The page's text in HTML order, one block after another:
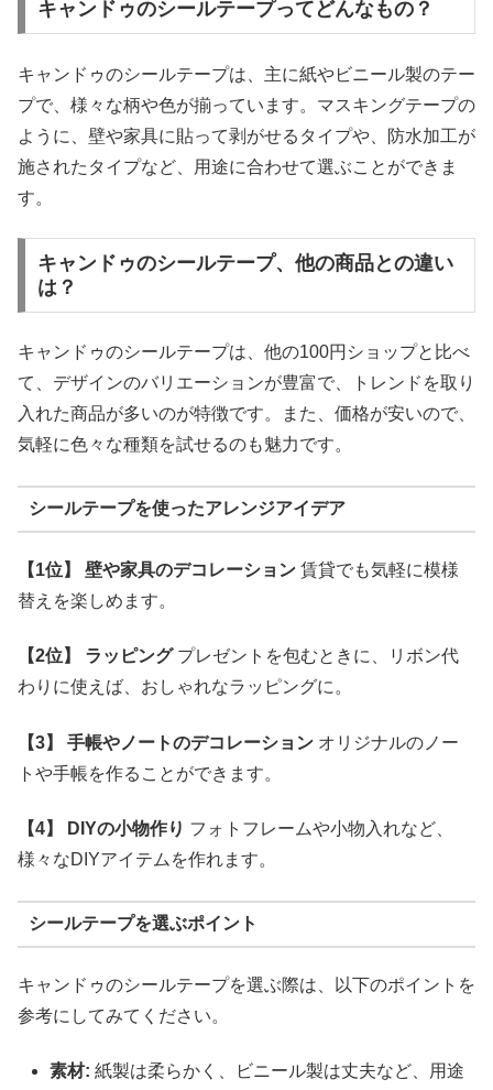
キャンドゥのシールテープってどんなもの？
キャンドゥのシールテープは、主に紙やビニール製のテー
プで、様々な柄や色が揃っています。マスキングテープの
ように、壁や家具に貼って剥がせるタイプや、防水加工が
施されたタイプなど、用途に合わせて選ぶことができま
す。
キャンドゥのシールテープ、他の商品との違い
は？
キャンドゥのシールテープは、他の100円ショップと比べ
て、デザインのバリエーションが豊富で、トレンドを取り
入れた商品が多いのが特徴です。また、価格が安いので、
気軽に色々な種類を試せるのも魅力です。
シールテープを使ったアレンジアイデア
【1位】 壁や家具のデコレーション 賃貸でも気軽に模様
替えを楽しめます。
【2位】 ラッピングプレゼントを包むときに、リボン代
わりに使えば、おしゃれなラッピングに。
【3】 手帳やノートのデコレーション オリジナルのノー
トや手帳を作ることができます。
【4】 DIYの小物作り フォトフレームや小物入れなど、
様々なDIYアイテムを作れます。
シールテープを選ぶポイント
キャンドゥのシールテープを選ぶ際は、以下のポイントを
参考にしてみてください。
素材: 紙製は柔らかく、ビニール製は丈夫など、用途